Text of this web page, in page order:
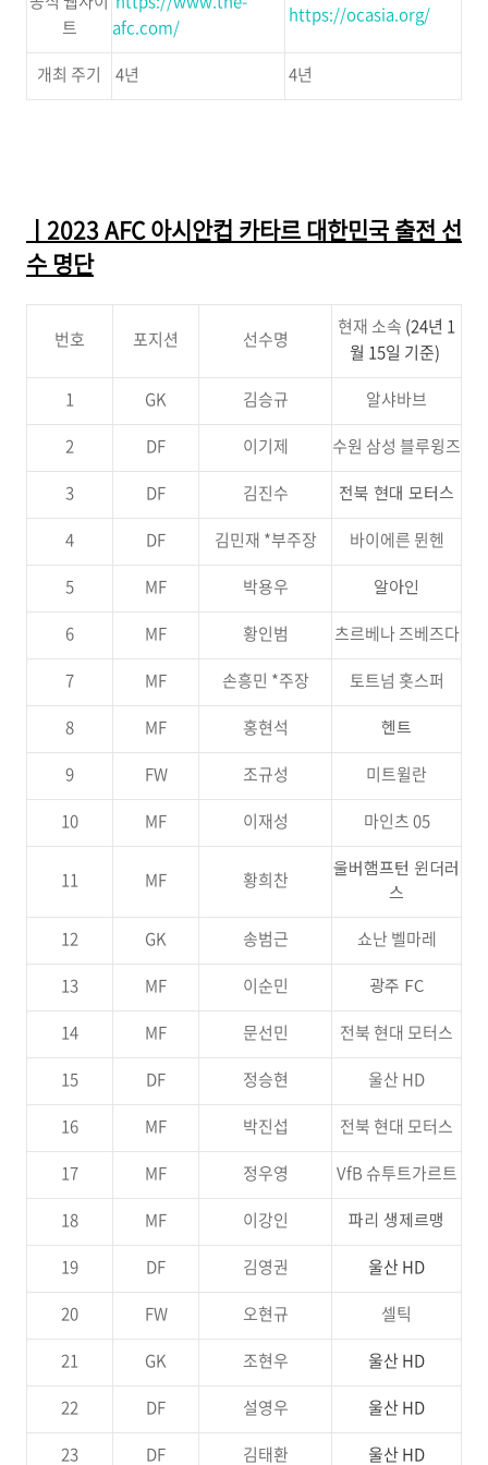
트
afc.com/
https://ocasia.org/
개최 주기 4년 4년
ㅣ2023 AFC 아시안컵 카타르 대한민국 출전 선
수 명단
번호 포지션 선수명
현재 소속 (24년 1
월 15일 기준)
1
GK 김승규
알샤바브
2
DF 이기제
수원 삼성 블루윙즈
3
DF 김진수 전북 현대 모터스
4 DF 김민재 *부주장
바이에른 뮌헨
5
MF 박용우 알아인
6 MF 황인범
츠르베나 즈베즈다
7
MF 손흥민 *주장
토트넘 홋스퍼
8
MF 홍현석 헨트
9 FW 조규성
미트윌란
10
MF 이재성 마인츠 05
11 MF 황희찬
울버햄프턴 윈더러
스
12 GK 송범근
쇼난 벨마레
13
MF 이순민 광주 FC
14 MF 문선민
전북 현대 모터스
15
DF 정승현
울산 HD
16
MF 박진섭
전북 현대 모터스
17
MF 정우영
VfB 슈투트가르트
18
MF 이강인 파리 생제르맹
19 DF 김영권
울산 HD
20
FW 오현규
셀틱
21
GK 조현우
울산 HD
22
DF 설영우
울산 HD
23
DF 김태환 울산 HD